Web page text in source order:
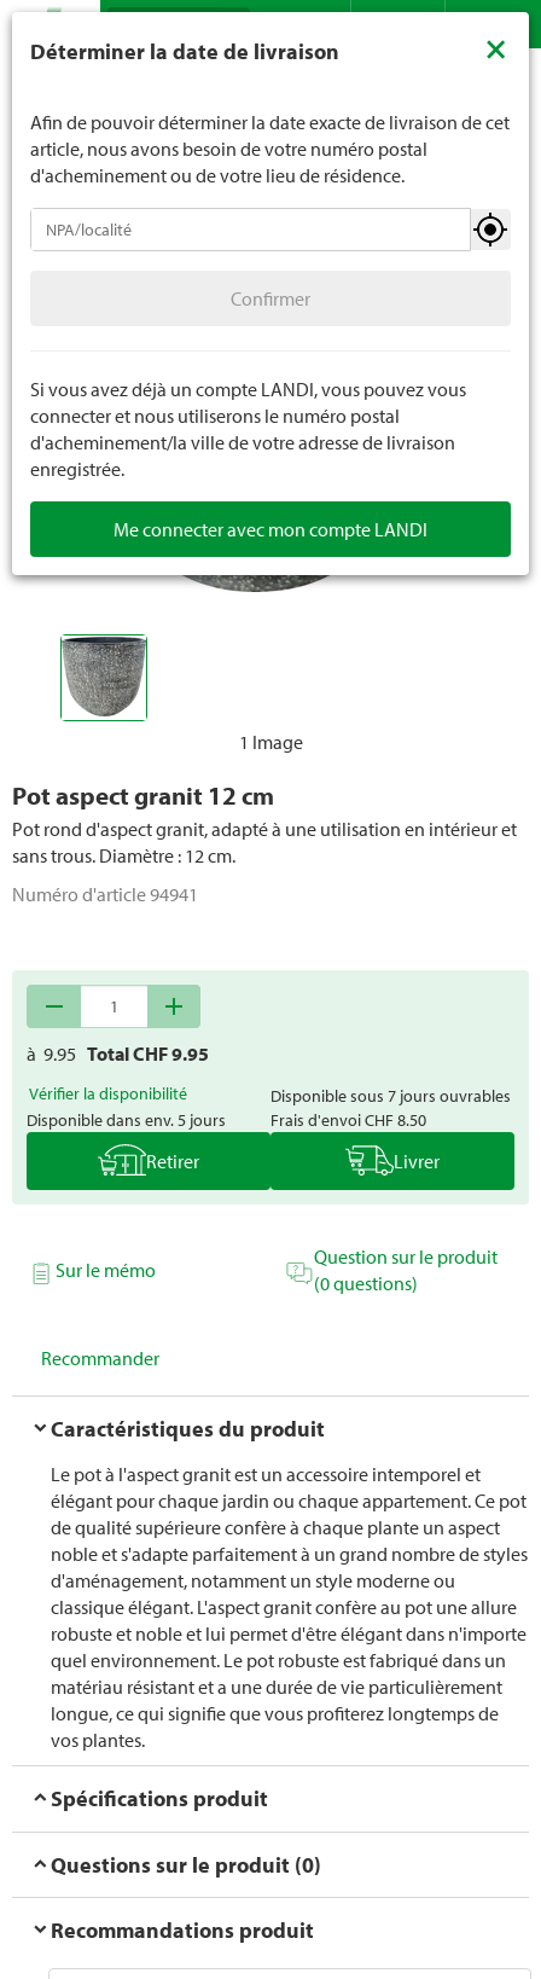
Recherche
1 Image
Pot aspect granit 12 cm
Pot rond d'aspect granit, adapté à une utilisation en intérieur et
sans trous. Diamètre : 12 cm.
Numéro d'article94941
remove add
à 9.95 Total CHF9.95
Vérifier la disponibilité
Disponible dans env. 5 jours
Disponible sous 7 jours ouvrables
Frais d'envoiCHF 8.50
Retirer Livrer
Sur le mémo
Question sur le produit
(0 questions)
Recommander
Caractéristiques du produit
Le pot à l'aspect granit est un accessoire intemporel et
élégant pour chaque jardin ou chaque appartement. Ce pot
de qualité supérieure confère à chaque plante un aspect
noble et s'adapte parfaitement à un grand nombre de styles
d'aménagement, notamment un style moderne ou
classique élégant. L'aspect granit confère au pot une allure
robuste et noble et lui permet d'être élégant dans n'importe
quel environnement. Le pot robuste est fabriqué dans un
matériau résistant et a une durée de vie particulièrement
longue, ce qui signifie que vous profiterez longtemps de
vos plantes.
Spécifications produit
Questions sur le produit (0)
Recommandations produit
Pots
Bacs à plantes intérieur
Bacs à plantes extérieur
Roller à plantes
Déterminer la date de livraison ×
Afin de pouvoir déterminer la date exacte de livraison de cet
article, nous avons besoin de votre numéro postal
d'acheminement ou de votre lieu de résidence.
Confirmer
Si vous avez déjà un compte LANDI, vous pouvez vous
connecter et nous utiliserons le numéro postal
d'acheminement/la ville de votre adresse de livraison
enregistrée.
Me connecter avec mon compte LANDI
moins de 16 ans. La limite d'âge est de 18 ans pour les
nous indiquez votre âge de manière contraignante.